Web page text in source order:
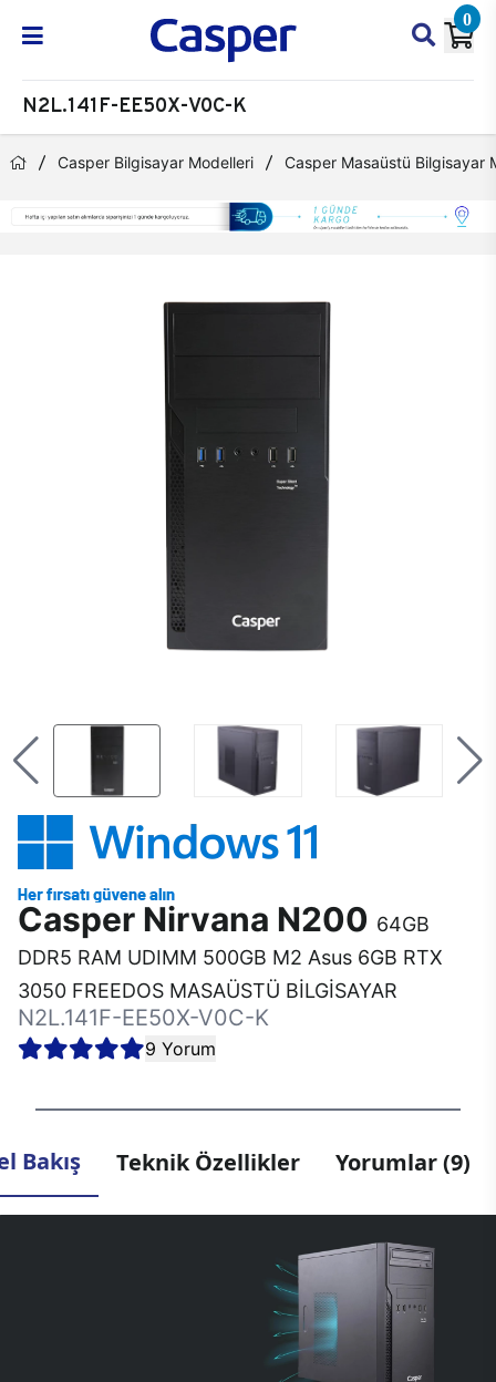
0
N2L.141F-EE50X-V0C-K
Casper Bilgisayar Modelleri Casper Masaüstü Bilgisayar
Casper Nirvana N200 64GB
DDR5 RAM UDIMM 500GB M2 Asus 6GB RTX
3050 FREEDOS MASAÜSTÜ BİLGİSAYAR
N2L.141F-EE50X-V0C-K
9 Yorum
Bakış Teknik Özellikler Yorumlar (9)